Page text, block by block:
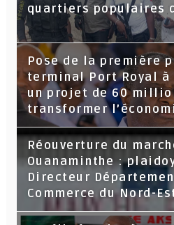
quartiers populaires
Pose de la première
terminal Port Royal à
un projet de 60
transformer
Réouverture du
Ouanaminthe :
Directeur
Commerce du Nord-